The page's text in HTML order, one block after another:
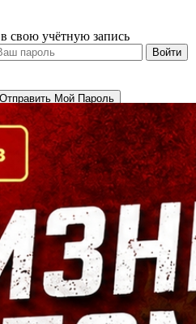
свою учётную запись